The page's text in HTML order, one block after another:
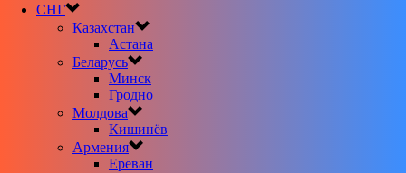
СНГ
Казахстан
Астана
Беларусь
Минск
Гродно
Молдова
Кишинёв
Армения
Ереван